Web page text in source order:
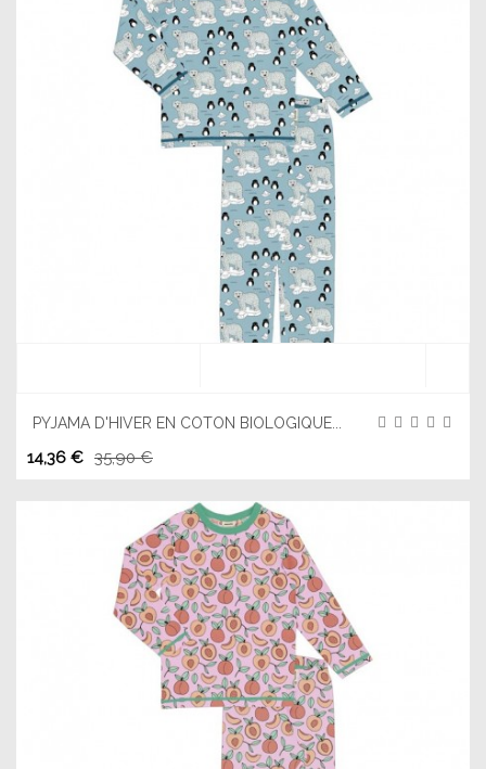
PYJAMA D'HIVER EN COTON BIOLOGIQUE...
14,36 € 35,90 €